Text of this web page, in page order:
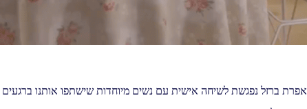
אפרת ברזל נפגשת לשיחה אישית עם נשים מיוחדות שישתפו אותנו